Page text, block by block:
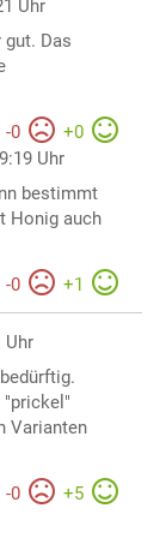
Uhr
Das
-0 +0
Uhr
bestimmt
Honig auch
-0 +1
Uhr
Varianten
-0 +5